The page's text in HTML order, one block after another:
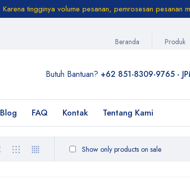
Karena tingginya volume pesanan, pemrosesan pesanan
Beranda
Produk
Butuh Bantuan? +62 851-8309-9765 -
Blog FAQ Kontak Tentang Kami
Show only products on sale